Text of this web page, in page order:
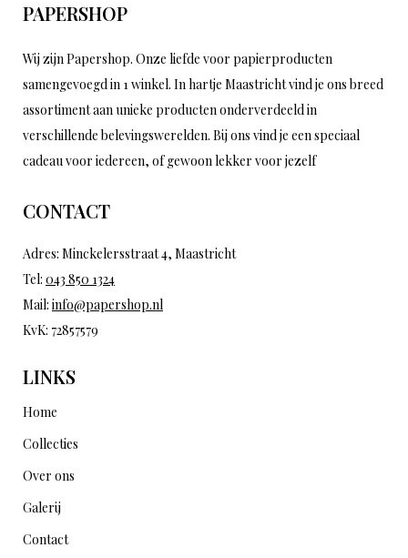
PAPERSHOP
Wij zijn Papershop. Onze liefde voor papierproducten
samengevoegd in 1 winkel. In hartje Maastricht vind je ons breed
assortiment aan unieke producten onderverdeeld in
verschillende belevingswerelden. Bij ons vind je een speciaal
cadeau voor iedereen, of gewoon lekker voor jezelf
CONTACT
Adres: Minckelersstraat 4, Maastricht
Tel: 043 850 1324
Mail: info@papershop.nl
KvK: 72857579
LINKS
Home
Collecties
Over ons
Galerij
Contact